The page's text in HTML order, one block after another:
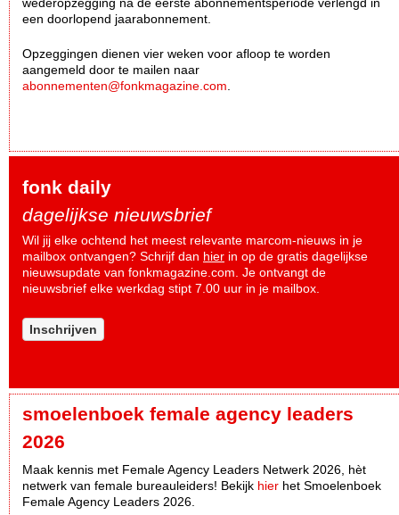
wederopzegging na de eerste abonnementsperiode verlengd in
een doorlopend jaarabonnement.
Opzeggingen dienen vier weken voor afloop te worden
aangemeld door te mailen naar
abonnementen@fonkmagazine.com.
fonk daily
dagelijkse nieuwsbrief
Wil jij elke ochtend het meest relevante marcom-nieuws in je
mailbox ontvangen? Schrijf dan hier in op de gratis dagelijkse
nieuwsupdate van fonkmagazine.com. Je ontvangt de
nieuwsbrief elke werkdag stipt 7.00 uur in je mailbox.
Inschrijven
smoelenboek female agency leaders
2026
Maak kennis met Female Agency Leaders Netwerk 2026, hèt
netwerk van female bureauleiders! Bekijk hier het Smoelenboek
Female Agency Leaders 2026.